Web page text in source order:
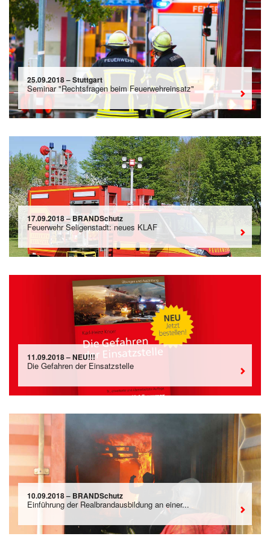
25.09.2018 – Stuttgart
Seminar "Rechtsfragen beim Feuerwehreinsatz"
17.09.2018 – BRANDSchutz
Feuerwehr Seligenstadt: neues KLAF
11.09.2018 – NEU!!!
Die Gefahren der Einsatzstelle
10.09.2018 – BRANDSchutz
Einführung der Realbrandausbildung an einer...